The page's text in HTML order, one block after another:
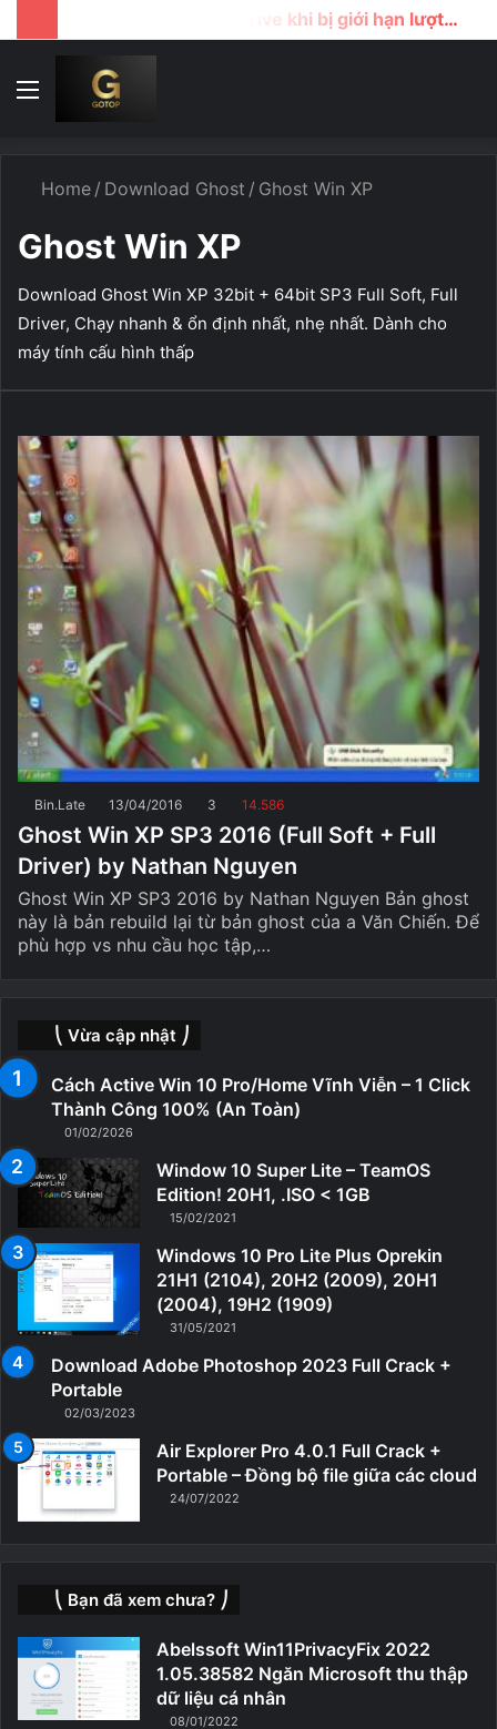
Cách tải file google drive khi bị giới hạn lượt download
Home / Download Ghost / Ghost Win XP
Ghost Win XP
Download Ghost Win XP 32bit + 64bit SP3 Full Soft, Full
Driver, Chạy nhanh & ổn định nhất, nhẹ nhất. Dành cho
máy tính cấu hình thấp
Bin.Late 13/04/2016 3 14.586
Ghost Win XP SP3 2016 (Full Soft + Full
Driver) by Nathan Nguyen
Ghost Win XP SP3 2016 by Nathan Nguyen Bản ghost
này là bản rebuild lại từ bản ghost của a Văn Chiến. Để
phù hợp vs nhu cầu học tập,…
⎝ Vừa cập nhật ⎠
Cách Active Win 10 Pro/Home Vĩnh Viễn – 1 Click
Thành Công 100% (An Toàn)
01/02/2026
Window 10 Super Lite – TeamOS
Edition! 20H1, .ISO < 1GB
15/02/2021
Windows 10 Pro Lite Plus Oprekin
21H1 (2104), 20H2 (2009), 20H1
(2004), 19H2 (1909)
31/05/2021
Download Adobe Photoshop 2023 Full Crack +
Portable
02/03/2023
Air Explorer Pro 4.0.1 Full Crack +
Portable – Đồng bộ file giữa các cloud
24/07/2022
⎝ Bạn đã xem chưa? ⎠
Abelssoft Win11PrivacyFix 2022
1.05.38582 Ngăn Microsoft thu thập
dữ liệu cá nhân
08/01/2022